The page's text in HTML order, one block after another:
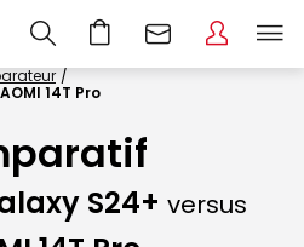
14T Pro
S24+ versus